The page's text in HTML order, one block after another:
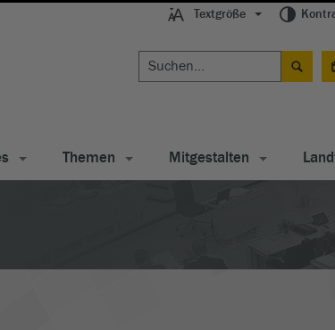
Textgröße
Themen Mitgestalten